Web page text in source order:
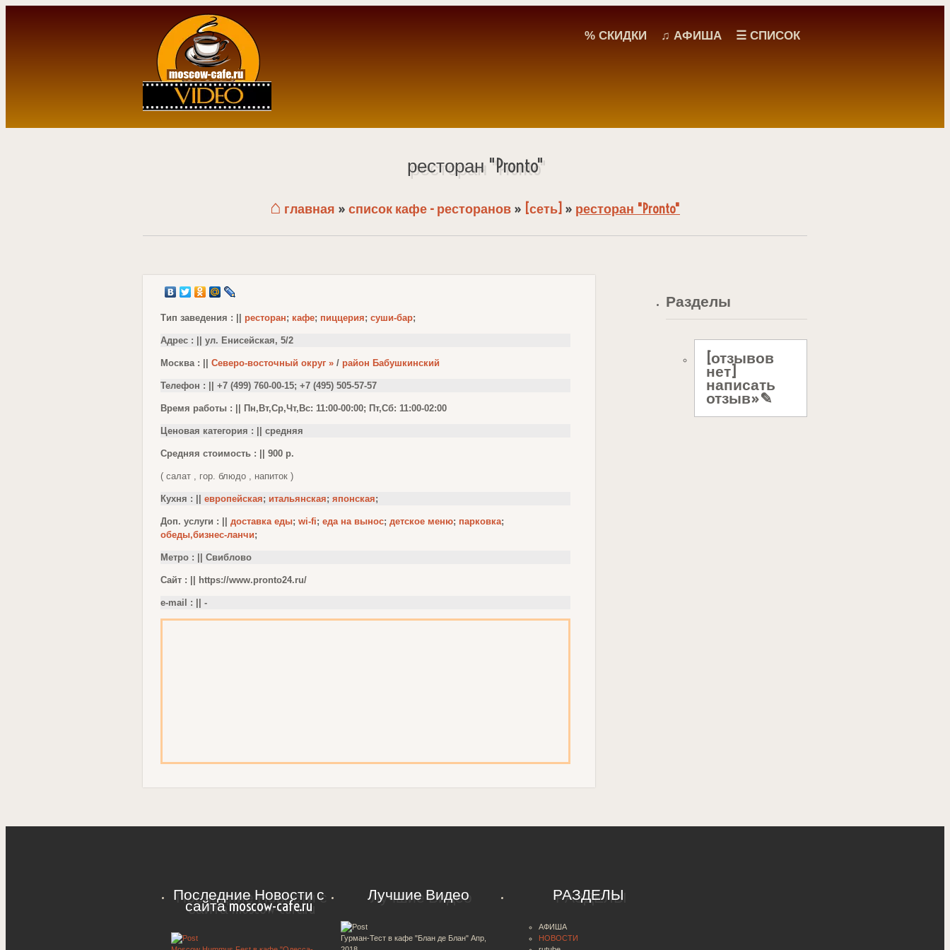
% СКИДКИ ♫ АФИША ☰ СПИСОК
ресторан "Pronto"
⌂ главная » список кафе - ресторанов » [сеть] » ресторан "Pronto"
Тип заведения : || ресторан; кафе; пиццерия; суши-бар;
Адрес : || ул. Енисейская, 5/2
Москва : || Северо-восточный округ » / район Бабушкинский
Телефон : || +7 (499) 760-00-15; +7 (495) 505-57-57
Время работы : || Пн,Вт,Ср,Чт,Вс: 11:00-00:00; Пт,Сб: 11:00-02:00
Ценовая категория : || средняя
Средняя стоимость : || 900 р.
( салат , гор. блюдо , напиток )
Кухня : || европейская; итальянская; японская;
Доп. услуги : || доставка еды; wi-fi; еда на вынос; детское меню; парковка;
обеды,бизнес-ланчи;
Метро : || Свиблово
Сайт : || https://www.pronto24.ru/
e-mail : || -
Разделы
[отзывов
нет]
написать
отзыв»✎
Последние Новости с
сайта moscow-cafe.ru
Лучшие Видео
Гурман-Тест в кафе "Блан де Блан" Апр,
РАЗДЕЛЫ
АФИША
НОВОСТИ